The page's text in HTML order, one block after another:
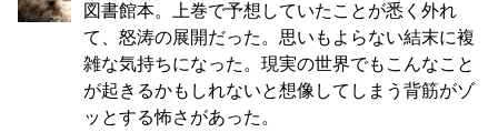
図書館本。上巻で予想していたことが悉く外れ
て、怒涛の展開だった。思いもよらない結末に複
雑な気持ちになった。現実の世界でもこんなこと
が起きるかもしれないと想像してしまう背筋がゾ
ッとする怖さがあった。